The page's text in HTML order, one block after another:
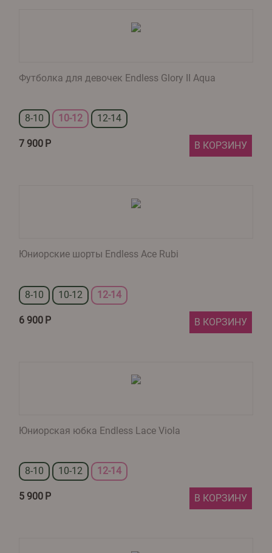
Футболка для девочек Endless Glory II Aqua
8-10 10-12 12-14
7 900 Р В КОРЗИНУ
Юниорские шорты Endless Ace Rubi
8-10 10-12 12-14
6 900 Р В КОРЗИНУ
Юниорская юбка Endless Lace Viola
8-10 10-12 12-14
5 900 Р В КОРЗИНУ